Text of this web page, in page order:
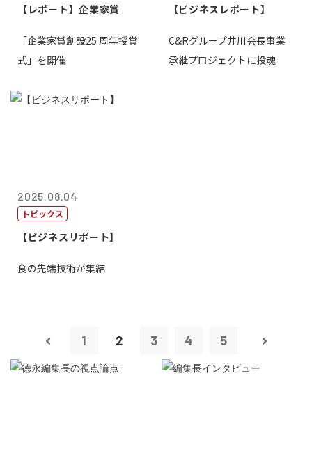
【レポート】企業家賞
「企業家賞創設25 周年授賞
式」を開催
【ビジネスレポート】
C&Rグループ井川会長事業
承継プロジェクトに投魂
2025.08.04
トピックス
【ビジネスリポート】
食の先端技術が集結
1 2 3 4 5